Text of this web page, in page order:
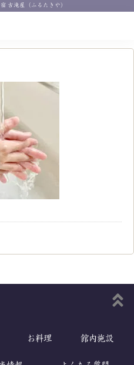
古滝屋（ふるたきや）
お料理 館内施設